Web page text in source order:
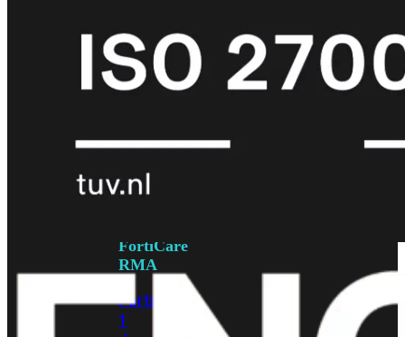
FortiCare
Support
PremiumFortiCare
Elite
Upgrades
FortiCare
RMA
FortiCare
1